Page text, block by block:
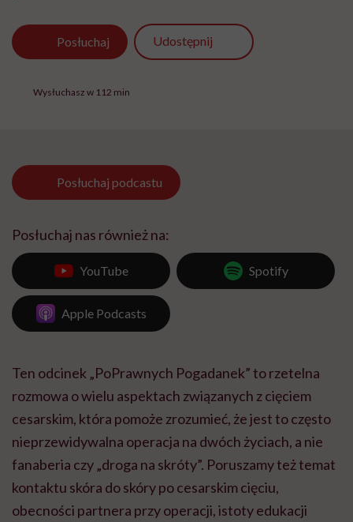
Posłuchaj Udostępnij
Wysłuchasz w 112 min
Posłuchaj podcastu
Posłuchaj nas również na:
YouTube Spotify
Apple Podcasts
Ten odcinek „PoPrawnych Pogadanek” to rzetelna
rozmowa o wielu aspektach związanych z cięciem
cesarskim, która pomoże zrozumieć, że jest to często
nieprzewidywalna operacja na dwóch życiach, a nie
fanaberia czy „droga na skróty”. Poruszamy też temat
kontaktu skóra do skóry po cesarskim cięciu,
obecności partnera przy operacji, istoty edukacji